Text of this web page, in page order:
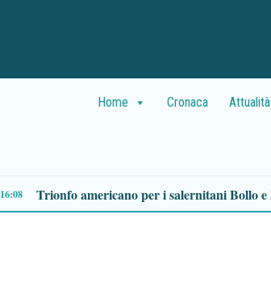
Home Cronaca Attualità
Emergenza sangue in estate, il Servizio trasfusionale di Battipaglia invita alla donazione 14:09